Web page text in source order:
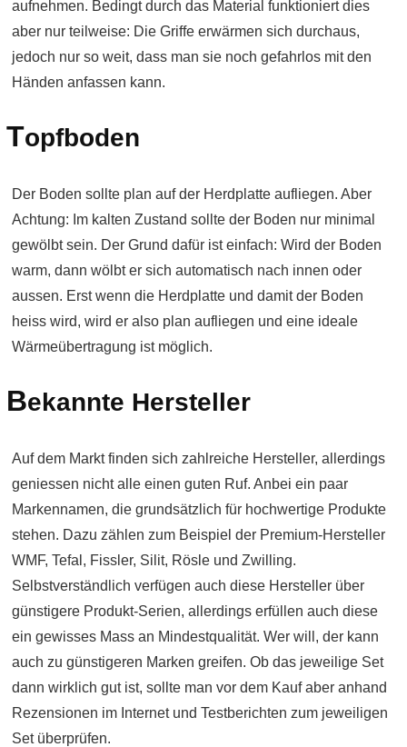
aufnehmen. Bedingt durch das Material funktioniert dies
aber nur teilweise: Die Griffe erwärmen sich durchaus,
jedoch nur so weit, dass man sie noch gefahrlos mit den
Händen anfassen kann.
Topfboden
Der Boden sollte plan auf der Herdplatte aufliegen. Aber
Achtung: Im kalten Zustand sollte der Boden nur minimal
gewölbt sein. Der Grund dafür ist einfach: Wird der Boden
warm, dann wölbt er sich automatisch nach innen oder
aussen. Erst wenn die Herdplatte und damit der Boden
heiss wird, wird er also plan aufliegen und eine ideale
Wärmeübertragung ist möglich.
Bekannte Hersteller
Auf dem Markt finden sich zahlreiche Hersteller, allerdings
geniessen nicht alle einen guten Ruf. Anbei ein paar
Markennamen, die grundsätzlich für hochwertige Produkte
stehen. Dazu zählen zum Beispiel der Premium-Hersteller
WMF, Tefal, Fissler, Silit, Rösle und Zwilling.
Selbstverständlich verfügen auch diese Hersteller über
günstigere Produkt-Serien, allerdings erfüllen auch diese
ein gewisses Mass an Mindestqualität. Wer will, der kann
auch zu günstigeren Marken greifen. Ob das jeweilige Set
dann wirklich gut ist, sollte man vor dem Kauf aber anhand
Rezensionen im Internet und Testberichten zum jeweiligen
Set überprüfen.